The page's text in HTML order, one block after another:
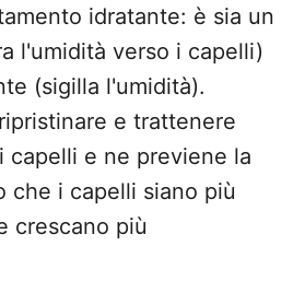
idratante: è sia un
l'umidità verso i capelli)
(sigilla l'umidità).
e trattenere
capelli e ne previene la
che i capelli siano più
crescano più